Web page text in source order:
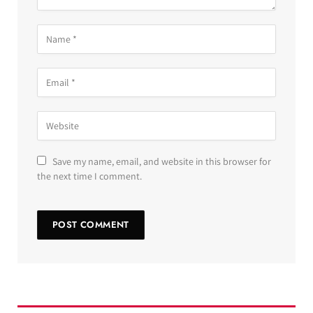
Save my name, email, and website in this browser for
the next time I comment.